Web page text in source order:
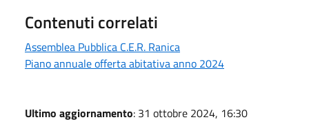
Contenuti correlati
Assemblea Pubblica C.E.R. Ranica
Piano annuale offerta abitativa anno 2024
Ultimo aggiornamento: 31 ottobre 2024, 16:30